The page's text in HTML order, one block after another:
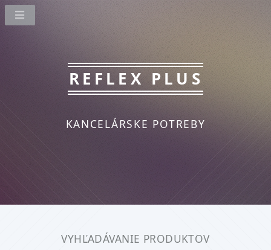
REFLEX PLUS
KANCELÁRSKE POTREBY
VYHĽADÁVANIE PRODUKTOV